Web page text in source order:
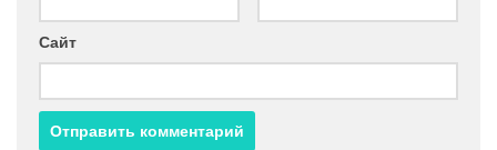
Сайт